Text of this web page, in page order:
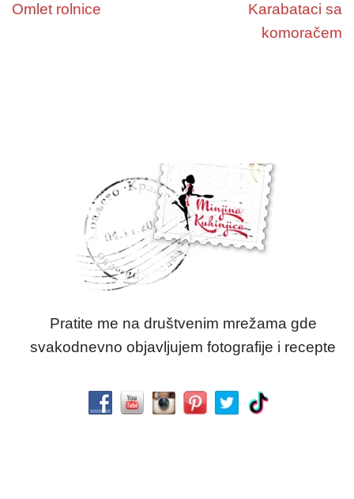
Omlet rolnice
Karabataci sa
komoračem
Pratite me na društvenim mrežama gde
svakodnevno objavljujem fotografije i recepte